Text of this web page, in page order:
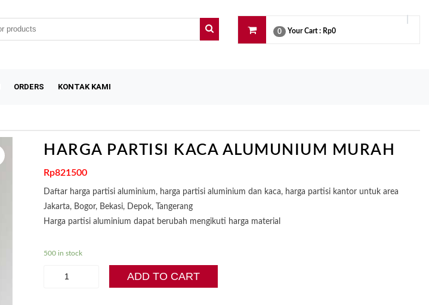
0 Your Cart : Rp0
ORDERS KONTAK KAMI
HARGA PARTISI KACA ALUMUNIUM MURAH
Rp821500
Daftar harga partisi aluminium, harga partisi aluminium dan kaca, harga partisi kantor untuk area
Jakarta, Bogor, Bekasi, Depok, Tangerang
Harga partisi aluminium dapat berubah mengikuti harga material
500 in stock
ADD TO CART